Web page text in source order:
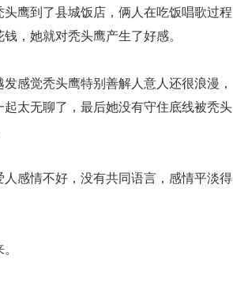
鹰到了县城饭店，俩人在吃饭唱歌过程
，她就对秃头鹰产生了好感。
感觉秃头鹰特别善解人意人还很浪漫，
太无聊了，最后她没有守住底线被秃头
感情不好，没有共同语言，感情平淡得